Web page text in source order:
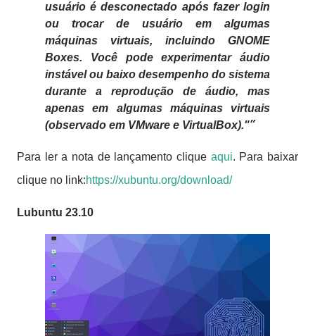
usuário é desconectado após fazer login
ou trocar de usuário em algumas
máquinas virtuais, incluindo GNOME
Boxes. Você pode experimentar áudio
instável ou baixo desempenho do sistema
durante a reprodução de áudio, mas
apenas em algumas máquinas virtuais
(observado em VMware e VirtualBox)."
Para ler a nota de lançamento clique aqui. Para baixar
clique no link:https://xubuntu.org/download/
Lubuntu 23.10